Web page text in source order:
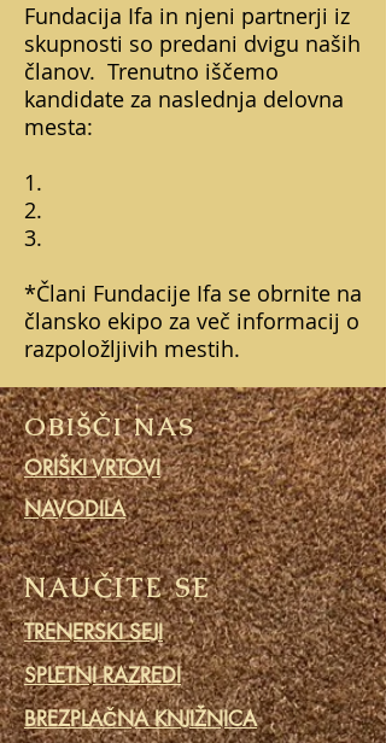
Fundacija Ifa in njeni partnerji iz
skupnosti so predani dvigu naših
članov. Trenutno iščemo
kandidate za naslednja delovna
mesta:
1.
2.
3.
*Člani Fundacije Ifa se obrnite na
člansko ekipo za več informacij o
razpoložljivih mestih.
OBIŠČI NAS
ORIŠKI VRTOVI
NAVODILA
NAUČITE SE
TRENERSKI SEJI
SPLETNI RAZREDI
BREZPLAČNA KNJIŽNICA